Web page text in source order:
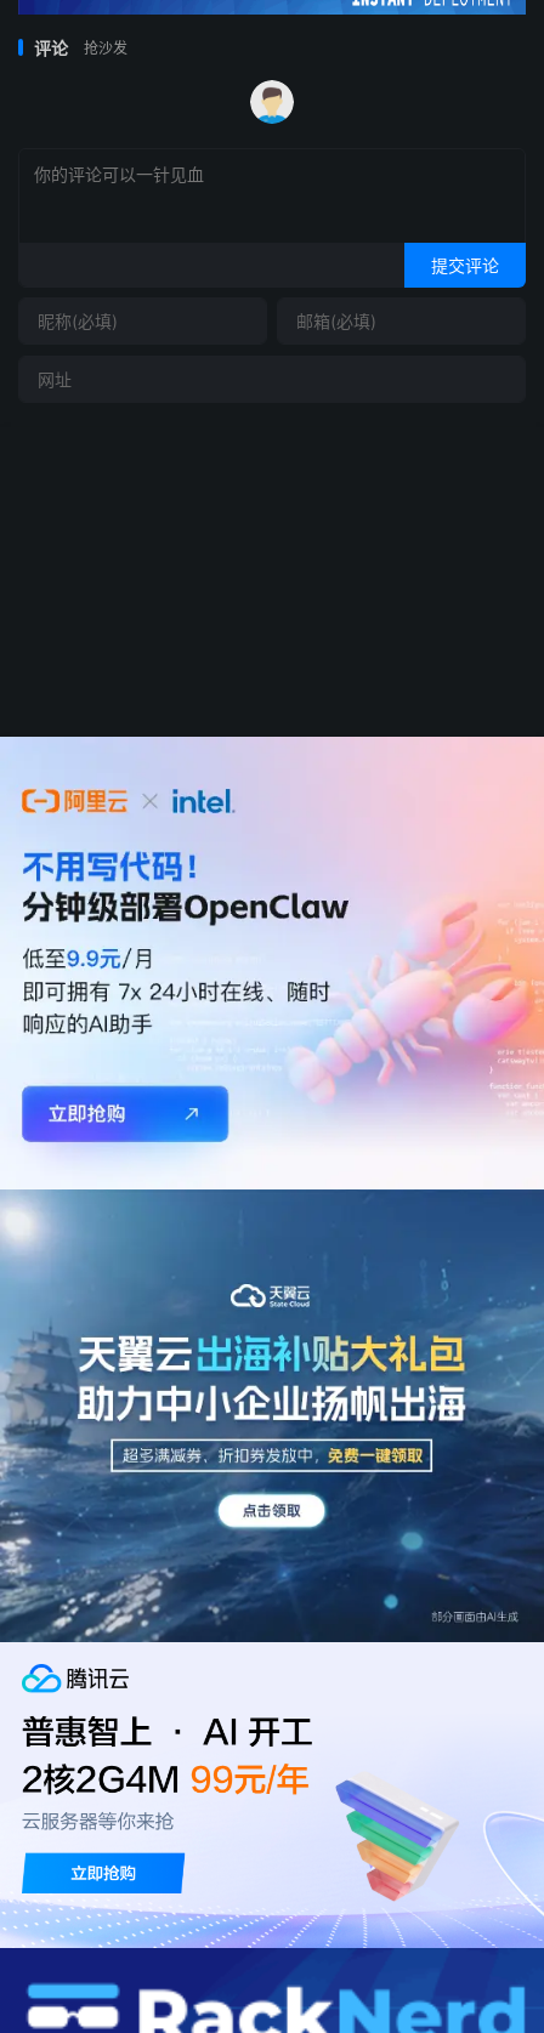
评论 抢沙发
提交评论